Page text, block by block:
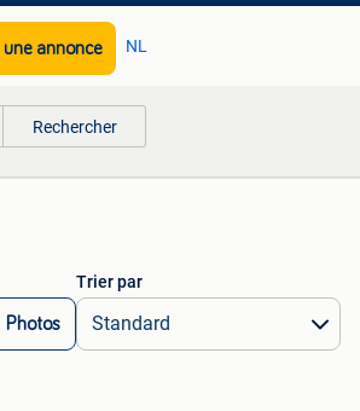
une annonce NL
Rechercher
Photos
Trier par